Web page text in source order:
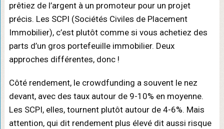
prêtiez de l’argent à un promoteur pour un projet
précis. Les SCPI (Sociétés Civiles de Placement
Immobilier), c’est plutôt comme si vous achetiez des
parts d’un gros portefeuille immobilier. Deux
approches différentes, donc !
Côté rendement, le crowdfunding a souvent le nez
devant, avec des taux autour de 9-10% en moyenne.
Les SCPI, elles, tournent plutôt autour de 4-6%. Mais
attention, qui dit rendement plus élevé dit aussi risque